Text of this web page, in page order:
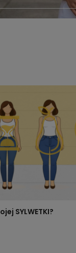
SYLWETKI?